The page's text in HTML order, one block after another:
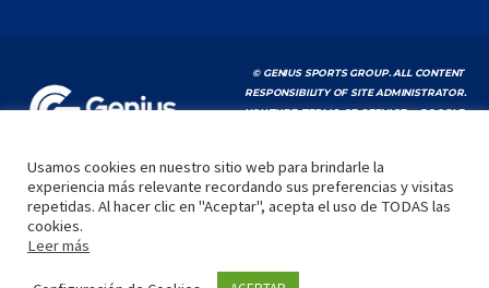
© GENIUS SPORTS GROUP. ALL CONTENT
RESPONSIBILITY OF SITE ADMINISTRATOR.
YOUTUBE TERMS OF SERVICE|GOOGLE
INICIO LA LIGA VIDEOS MEDIA CONTACTO
Usamos cookies en nuestro sitio web para brindarle la
experiencia más relevante recordando sus preferencias y visitas
repetidas. Al hacer clic en "Aceptar", acepta el uso de TODAS las
cookies.
Leer más